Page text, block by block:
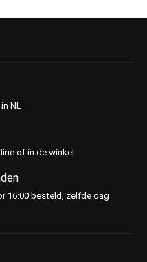
NL
of in de winkel
16:00 besteld, zelfde dag